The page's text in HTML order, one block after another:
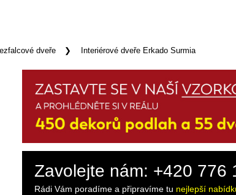
dveře Interiérové dveře Erkado Surmia
Zavolejte nám: +420 776
Rádi Vám poradíme a připravíme tu nejlepší